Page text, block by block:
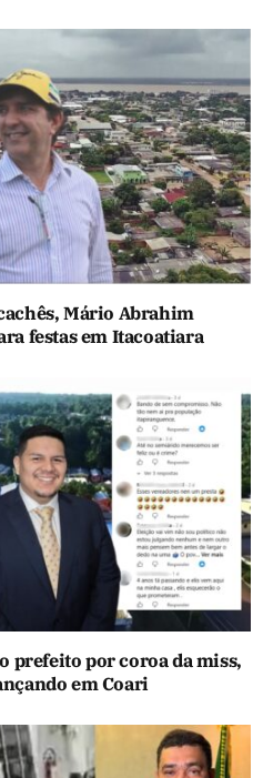
Mário Abrahim
festas em Itacoatiara
prefeito por coroa da miss,
em Coari